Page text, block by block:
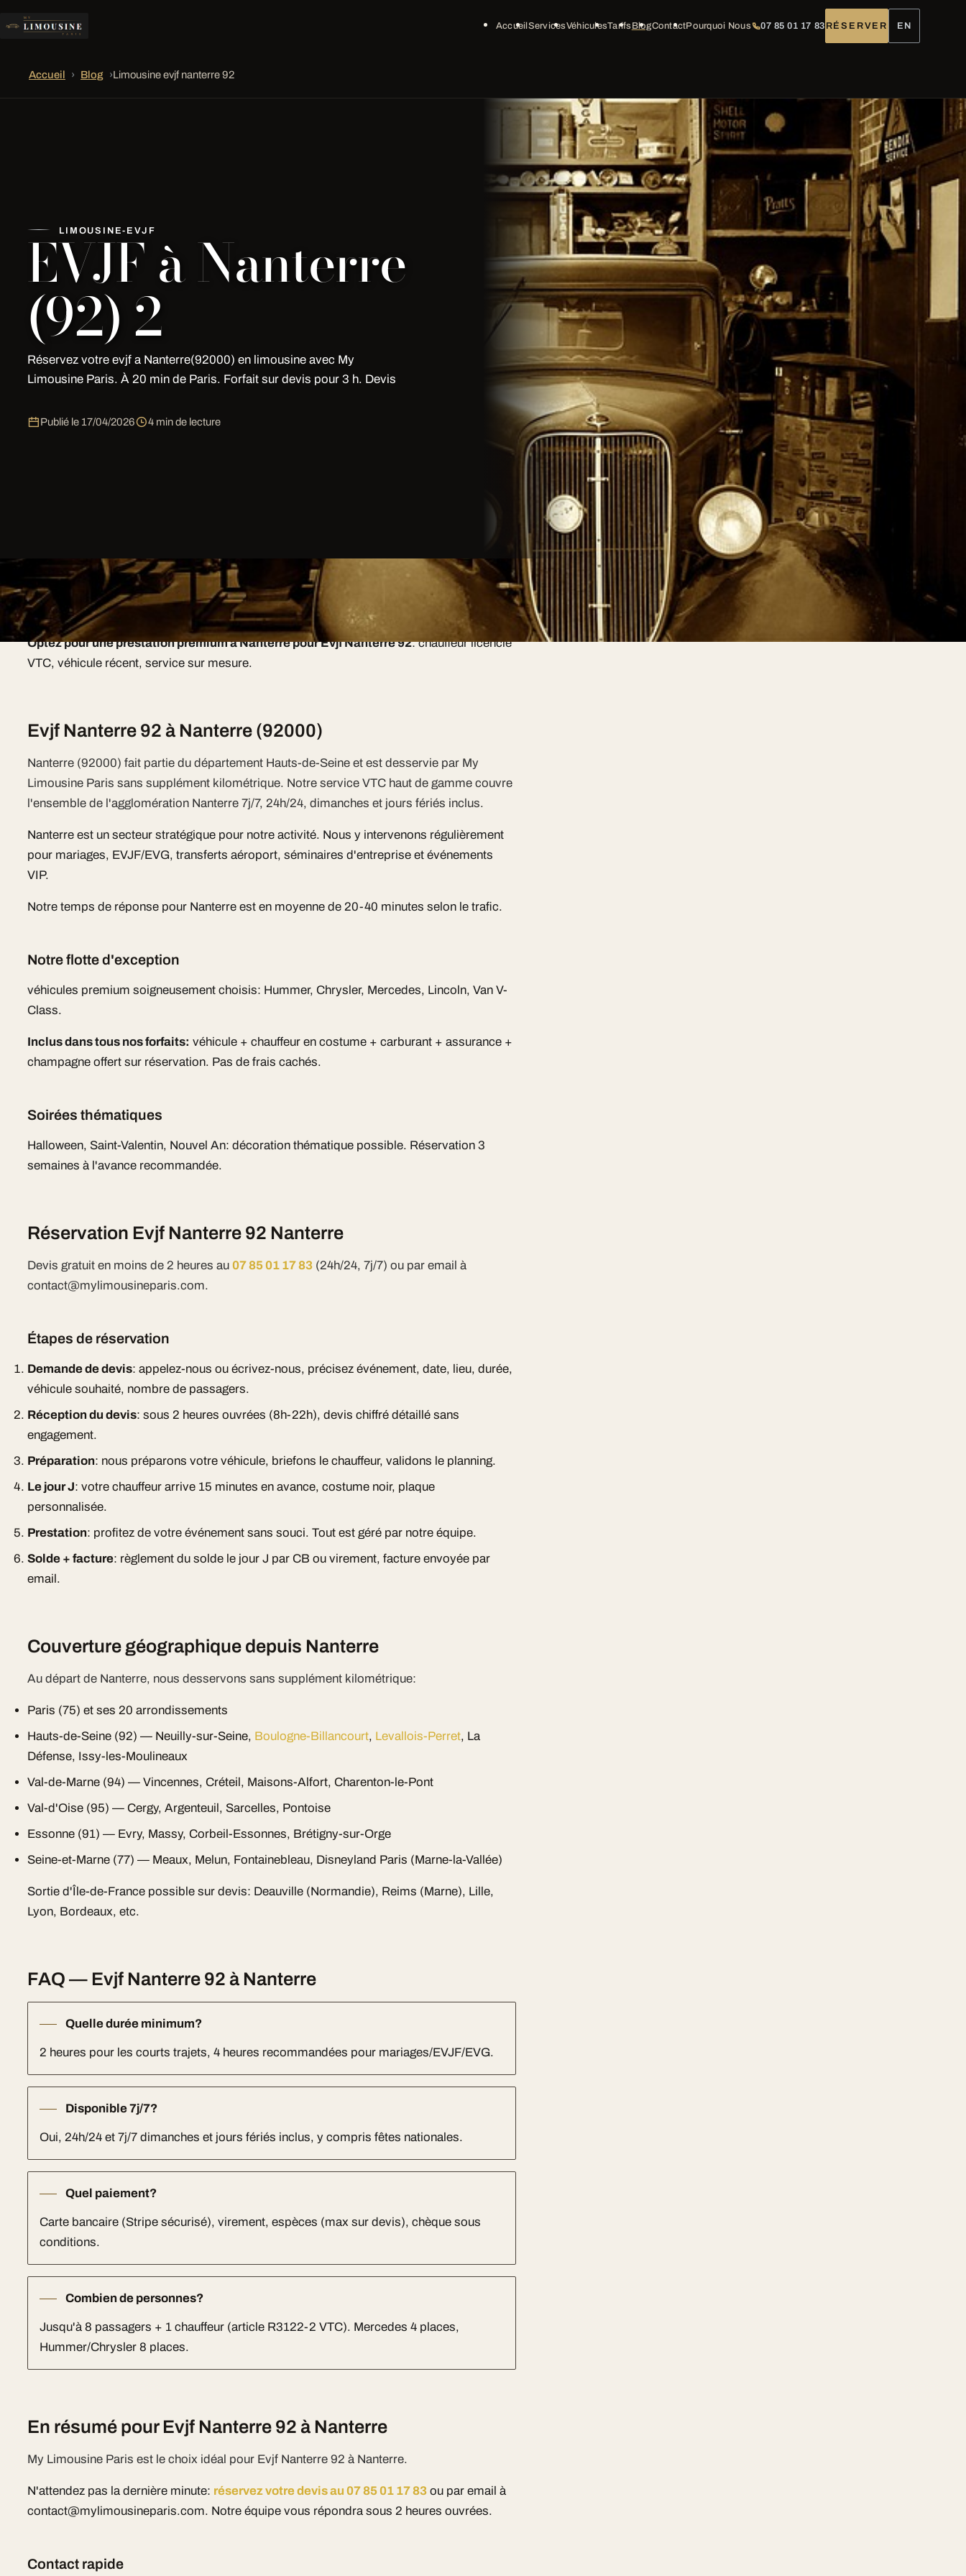
AccueilServicesVéhiculesTarifsBlogContactPourquoi Nous 07 85 01 17 83 RÉSERVER EN
Accueil › Blog ›Limousine evjf nanterre 92
LIMOUSINE-EVJF
EVJF à Nanterre
(92) 2
Réservez votre evjf a Nanterre(92000) en limousine avec My
Limousine Paris. À 20 min de Paris. Forfait sur devis pour 3 h. Devis
Publié le 17/04/2026 4 min de lecture
Nos clients fidèles reviennent en moyenne 3x/an pour Evjf
92 à Nanterre: preuve
de la qualité de notre service.
Optez pour une prestation premium à Nanterre pour Evjf Nanterre 92: chauffeur licencié
VTC, véhicule récent, service sur mesure.
Evjf Nanterre 92 à Nanterre (92000)
Nanterre (92000) fait partie du département Hauts-de-Seine et est desservie par My
Limousine Paris sans supplément kilométrique. Notre service VTC haut de gamme couvre
l'ensemble de l'agglomération Nanterre 7j/7, 24h/24, dimanches et jours fériés inclus.
Nanterre est un secteur stratégique pour notre activité. Nous y intervenons régulièrement
pour mariages, EVJF/EVG, transferts aéroport, séminaires d'entreprise et événements
VIP.
Notre temps de réponse pour Nanterre est en moyenne de 20-40 minutes selon le trafic.
Notre flotte d'exception
véhicules premium soigneusement choisis: Hummer, Chrysler, Mercedes, Lincoln, Van V-
Class.
Inclus dans tous nos forfaits: véhicule + chauffeur en costume + carburant + assurance +
champagne offert sur réservation. Pas de frais cachés.
Soirées thématiques
Halloween, Saint-Valentin, Nouvel An: décoration thématique possible. Réservation 3
semaines à l'avance recommandée.
Réservation Evjf Nanterre 92 Nanterre
Devis gratuit en moins de 2 heures au07 85 01 17 83 (24h/24, 7j/7) ou par email à
contact@mylimousineparis.com.
Étapes de réservation
Demande de devis: appelez-nous ou écrivez-nous, précisez événement, date, lieu, durée,
véhicule souhaité, nombre de passagers.
Réception du devis: sous 2 heures ouvrées (8h-22h), devis chiffré détaillé sans
engagement.
Préparation: nous préparons votre véhicule, briefons le chauffeur, validons le planning.
Le jour J: votre chauffeur arrive 15 minutes en avance, costume noir, plaque
personnalisée.
Prestation: profitez de votre événement sans souci. Tout est géré par notre équipe.
Solde + facture: règlement du solde le jour J par CB ou virement, facture envoyée par
email.
Couverture géographique depuis Nanterre
Au départ de Nanterre, nous desservons sans supplément kilométrique:
Paris (75) et ses 20 arrondissements
Hauts-de-Seine (92) — Neuilly-sur-Seine, Boulogne-Billancourt, Levallois-Perret, La
Défense, Issy-les-Moulineaux
Val-de-Marne (94) — Vincennes, Créteil, Maisons-Alfort, Charenton-le-Pont
Val-d'Oise (95) — Cergy, Argenteuil, Sarcelles, Pontoise
Essonne (91) — Evry, Massy, Corbeil-Essonnes, Brétigny-sur-Orge
Seine-et-Marne (77) — Meaux, Melun, Fontainebleau, Disneyland Paris (Marne-la-Vallée)
Sortie d'Île-de-France possible sur devis: Deauville (Normandie), Reims (Marne), Lille,
Lyon, Bordeaux, etc.
FAQ — Evjf Nanterre 92 à Nanterre
Quelle durée minimum?
2 heures pour les courts trajets, 4 heures recommandées pour mariages/EVJF/EVG.
Disponible 7j/7?
Oui, 24h/24 et 7j/7 dimanches et jours fériés inclus, y compris fêtes nationales.
Quel paiement?
Carte bancaire (Stripe sécurisé), virement, espèces (max sur devis), chèque sous
conditions.
Combien de personnes?
Jusqu'à 8 passagers + 1 chauffeur (article R3122-2 VTC). Mercedes 4 places,
Hummer/Chrysler 8 places.
En résumé pour Evjf Nanterre 92 à Nanterre
My Limousine Paris est le choix idéal pour Evjf Nanterre 92 à Nanterre.
N'attendez pas la dernière minute: réservez votre devis au 07 85 01 17 83 ou par email à
contact@mylimousineparis.com. Notre équipe vous répondra sous 2 heures ouvrées.
Contact rapide